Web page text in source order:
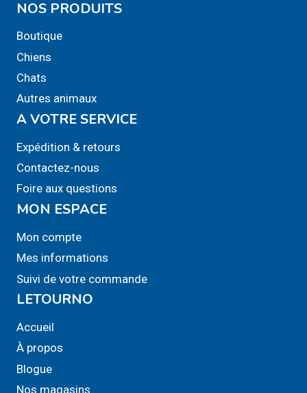
NOS PRODUITS
Boutique
Chiens
Chats
Autres animaux
A VOTRE SERVICE
Expédition & retours
Contactez-nous
Foire aux questions
MON ESPACE
Mon compte
Mes informations
Suivi de votre commande
LETOURNO
Accueil
À propos
Blogue
Nos magasins